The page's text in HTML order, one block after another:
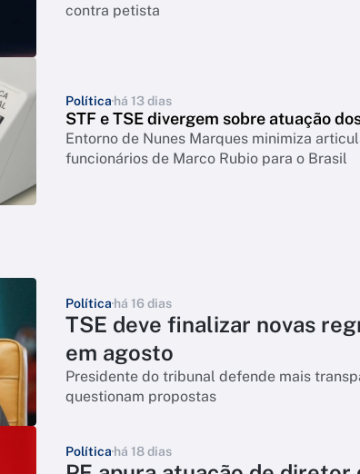
contra petista
Política há 13 dias
STF e TSE divergem sobre atuação
Entorno de Nunes Marques minimiza
funcionários de Marco Rubio para o Brasil
Política há 16 dias
TSE deve finalizar novas
em agosto
Presidente do tribunal defende mais
questionam propostas
Política há 18 dias